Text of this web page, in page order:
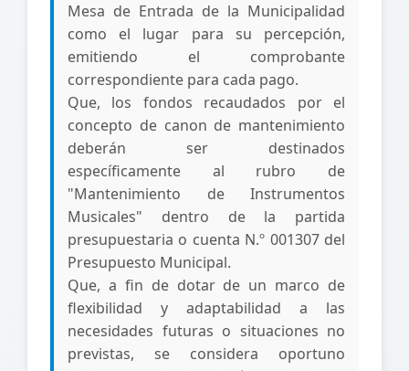
Mesa de Entrada de la Municipalidad
como el lugar para su percepción,
emitiendo el comprobante
correspondiente para cada pago.
Que, los fondos recaudados por el
concepto de canon de mantenimiento
deberán ser destinados
específicamente al rubro de
"Mantenimiento de Instrumentos
Musicales" dentro de la partida
presupuestaria o cuenta N.º 001307 del
Presupuesto Municipal.
Que, a fin de dotar de un marco de
flexibilidad y adaptabilidad a las
necesidades futuras o situaciones no
previstas, se considera oportuno